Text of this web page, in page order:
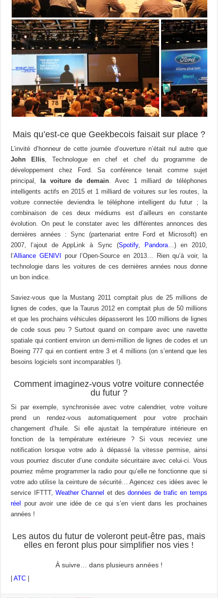
Mais qu’est-ce que Geekbecois faisait sur place ?
L’invité d’honneur de cette journée d’ouverture n’était nul autre que
John Ellis , Technologue en chef et chef du programme de
développement chez Ford. Sa conférence tenait comme sujet
principal,
la voiture de demain . Avec 1 milliard de téléphones
intelligents actifs en 2015 et 1 milliard de voitures sur les routes, la
voiture connectée deviendra le téléphone intelligent du futur ; la
combinaison de ces deux médiums est d’ailleurs en constante
évolution. On peut le constater avec les différentes annonces des
dernières années : Sync (partenariat entre Ford et Microsoft) en
2007, l’ajout de AppLink à Sync (Spotify, Pandora…) en 2010,
l’Alliance GENIVI pour l’Open-Source en 2013… Rien qu’à voir, la
technologie dans les voitures de ces dernières années nous donne
un bon indice.
Saviez-vous que la Mustang 2011 comptait plus de 25 millions de
lignes de codes, que la Taurus 2012 en comptait plus de 50 millions
et que les prochains véhicules dépasseront les 100 millions de lignes
de code sous peu ? Surtout quand on compare avec une navette
spatiale qui contient environ un demi-million de lignes de codes et un
Boeing 777 qui en contient entre 3 et 4 millions (on s’entend que les
besoins logiciels sont incomparables !).
Comment imaginez-vous votre voiture connectée
du futur ?
Si par exemple, synchronisée avec votre calendrier, votre voiture
prend un rendez-vous automatiquement pour votre prochain
changement d’huile. Si elle ajustait la température intérieure en
fonction de la température extérieure ? Si vous receviez une
notification lorsque votre ado à dépassé la vitesse permise, ainsi
vous pourriez discuter d’une conduite sécuritaire avec celui-ci. Vous
pourriez même programmer la radio pour qu’elle ne fonctionne que si
votre ado utilise la ceinture de sécurité… Agencez ces idées avec le
service IFTTT, Weather Channel et desdonnées de trafic en temps
réel pour avoir une idée de ce qui s’en vient dans les prochaines
années !
Les autos du futur de voleront peut-être pas, mais
elles en feront plus pour simplifier nos vies !
À suivre… dans plusieurs années !
|ATC |